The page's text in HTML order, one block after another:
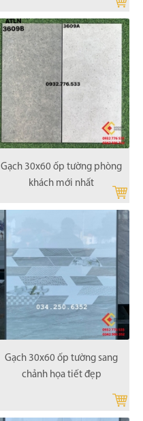
Gạch 30x60 ốp tường phòng
khách mới nhất
Gạch 30x60 ốp tường sang
chảnh họa tiết đẹp